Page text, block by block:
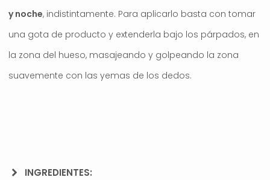
y noche, indistintamente. Para aplicarlo basta con tomar
una gota de producto y extenderla bajo los párpados, en
la zona del hueso, masajeando y golpeando la zona
suavemente con las yemas de los dedos.
INGREDIENTES: